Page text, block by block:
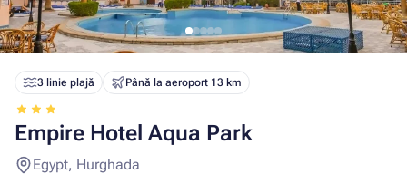
3 linie plajă Până la aeroport 13 km
Empire Hotel Aqua Park
Egypt, Hurghada